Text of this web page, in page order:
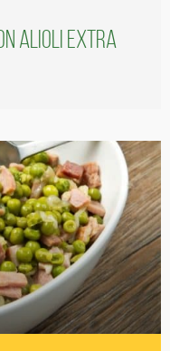
alioli extra